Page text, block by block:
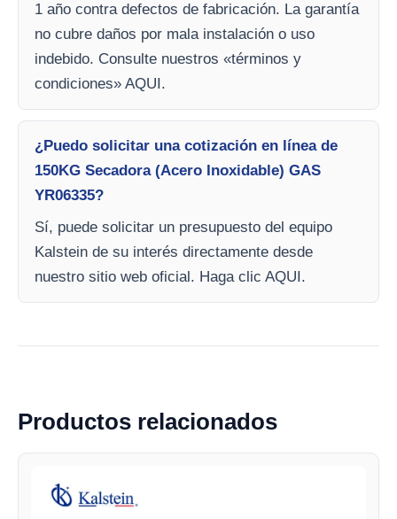
1 año contra defectos de fabricación. La garantía
no cubre daños por mala instalación o uso
indebido. Consulte nuestros «términos y
condiciones» AQUI.
¿Puedo solicitar una cotización en línea de
150KG Secadora (Acero Inoxidable) GAS
YR06335?
Sí, puede solicitar un presupuesto del equipo
Kalstein de su interés directamente desde
nuestro sitio web oficial. Haga clic AQUI.
Productos relacionados